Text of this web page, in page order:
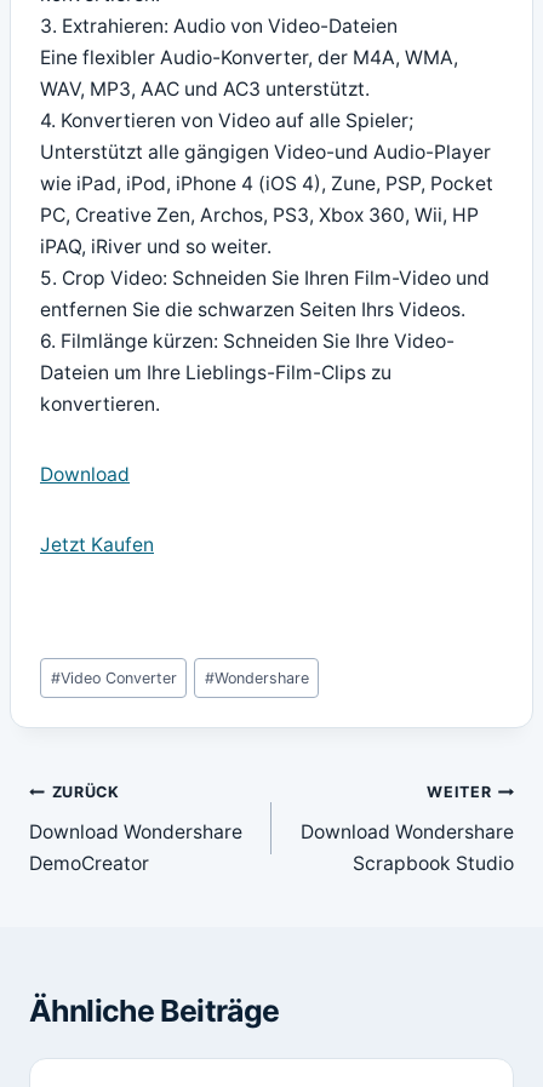
3. Extrahieren: Audio von Video-Dateien
Eine flexibler Audio-Konverter, der M4A, WMA,
WAV, MP3, AAC und AC3 unterstützt.
4. Konvertieren von Video auf alle Spieler;
Unterstützt alle gängigen Video-und Audio-Player
wie iPad, iPod, iPhone 4 (iOS 4), Zune, PSP, Pocket
PC, Creative Zen, Archos, PS3, Xbox 360, Wii, HP
iPAQ, iRiver und so weiter.
5. Crop Video: Schneiden Sie Ihren Film-Video und
entfernen Sie die schwarzen Seiten Ihrs Videos.
6. Filmlänge kürzen: Schneiden Sie Ihre Video-
Dateien um Ihre Lieblings-Film-Clips zu
konvertieren.
Download
Jetzt Kaufen
Schlagworte:
#Video Converter #Wondershare
Beitragsnavigation
ZURÜCK
Download Wondershare
DemoCreator
WEITER
Download Wondershare
Scrapbook Studio
Ähnliche Beiträge